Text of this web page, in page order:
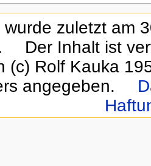
wurde zuletzt am
Der Inhalt ist
(c) Rolf Kauka
angegeben.